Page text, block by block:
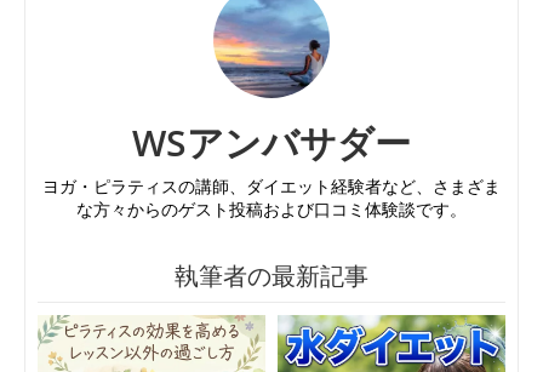
WSアンバサダー
ヨガ・ピラティスの講師、ダイエット経験者など、さまざま
な方々からのゲスト投稿および口コミ体験談です。
執筆者の最新記事